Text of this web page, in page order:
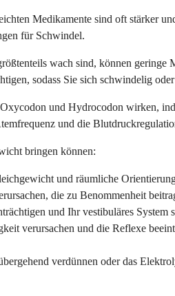
Medikamente sind oft stärker
für Schwindel.
wach sind, können geringe
sodass Sie sich schwindelig
und Hydrocodon wirken,
und die
bringen können:
und räumliche
die zu Benommenheit
und Ihr vestibuläres System
verursachen und die Reflexe
verdünnen oder das